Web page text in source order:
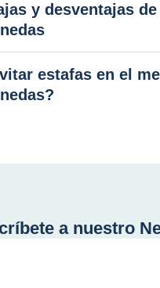
y desventajas
estafas en el
a nuestro